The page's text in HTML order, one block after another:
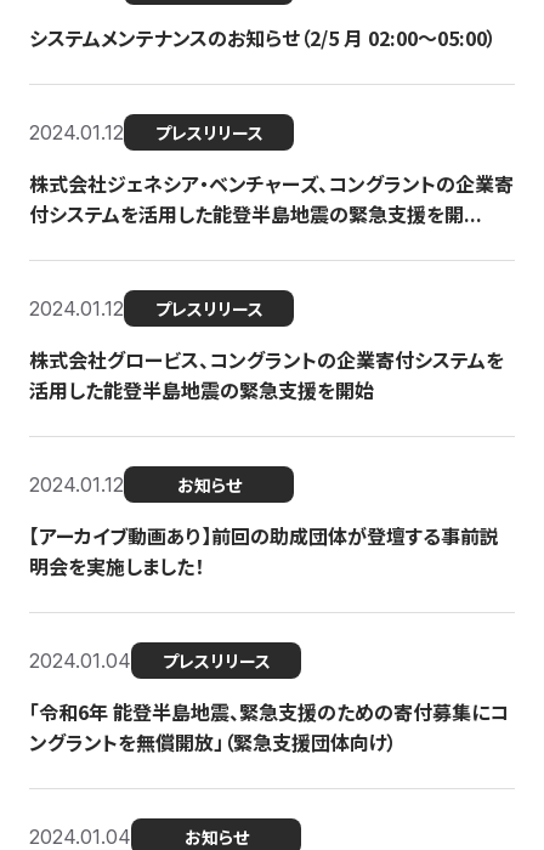
システムメンテナンスのお知らせ（2/5 月 02:00〜05:00）
2024.01.12 プレスリリース
株式会社ジェネシア・ベンチャーズ、コングラントの企業寄
付システムを活用した能登半島地震の緊急支援を開...
2024.01.12 プレスリリース
株式会社グロービス、コングラントの企業寄付システムを
活用した能登半島地震の緊急支援を開始
2024.01.12 お知らせ
【アーカイブ動画あり】前回の助成団体が登壇する事前説
明会を実施しました！
2024.01.04 プレスリリース
「令和6年 能登半島地震、緊急支援のための寄付募集にコ
ングラントを無償開放」（緊急支援団体向け）
2024.01.04 お知らせ